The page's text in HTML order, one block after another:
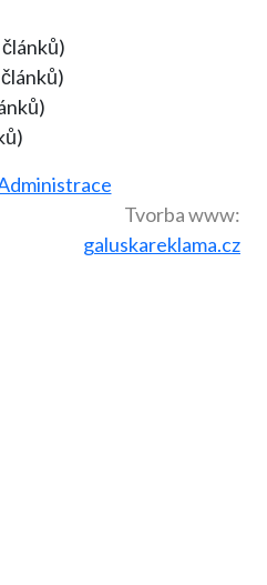
článků)
Tvorba www:
galuskareklama.cz